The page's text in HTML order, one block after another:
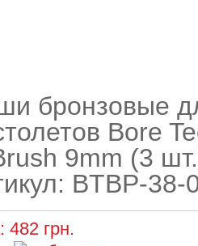
бронзовые
Bore
9mm (3
BTBP-38-
482 грн.